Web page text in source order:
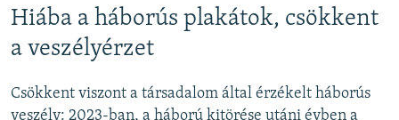
Hiába a háborús plakátok, csökkent
a veszélyérzet
Csökkent viszont a társadalom által érzékelt háborús
veszély: 2023-ban, a háború kitörése utáni évben a